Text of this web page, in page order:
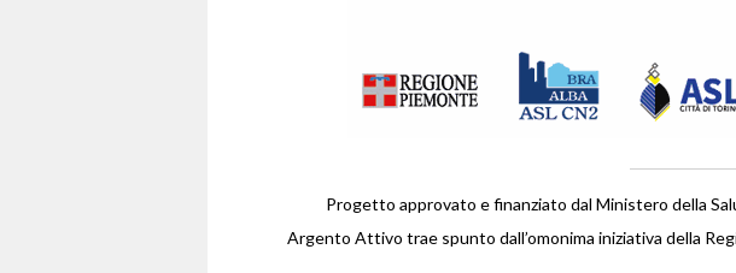
Progetto approvato e finanziato dal Ministero della
Argento Attivo trae spunto dall’omonima iniziativa della